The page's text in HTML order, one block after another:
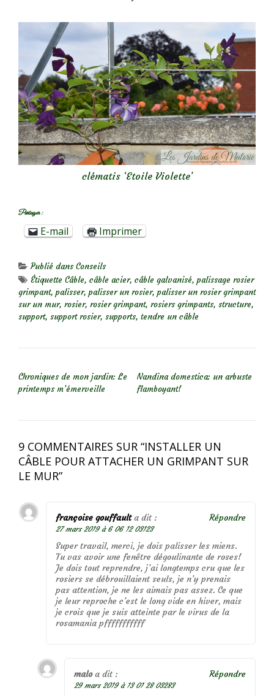
clématis ‘Etoile Violette’
Partager :
E-mail Imprimer
Publié dansConseils
Étiquette Câble, câble acier, câble galvanisé, palissage rosier
grimpant, palisser, palisser un rosier, palisser un rosier grimpant
sur un mur, rosier, rosier grimpant, rosiers grimpants, structure,
support, support rosier, supports, tendre un câble
Chroniques de mon jardin: Le
printemps m’émerveille
Nandina domestica: un arbuste
flamboyant!
9 COMMENTAIRES SUR “INSTALLER UN
CÂBLE POUR ATTACHER UN GRIMPANT SUR
LE MUR”
françoise gouffault a dit :
27 mars 2019 à 6 06 12 03123
Super travail, merci, je dois palisser les miens.
Tu vas avoir une fenêtre dégoulinante de roses!
Je dois tout reprendre, j’ai longtemps cru que les
rosiers se débrouillaient seuls, je n’y prenais
pas attention, je ne les aimais pas assez. Ce que
je leur reproche c’est le long vide en hiver, mais
je crois que je suis atteinte par le virus de la
rosamania pfffffffffff
Répondre
malo a dit :
29 mars 2019 à 13 01 28 03283
Répondre